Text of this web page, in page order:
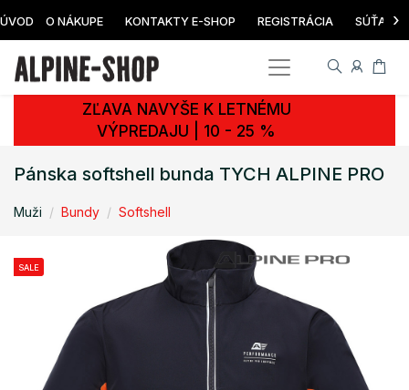
ÚVOD O NÁKUPE KONTAKTY E-SHOP REGISTRÁCIA SÚŤAŽ ›
ZĽAVA NAVYŠE K LETNÉMU
VÝPREDAJU | 10 - 25 %
Pánska softshell bunda TYCH ALPINE PRO
Muži Bundy Softshell
SALE